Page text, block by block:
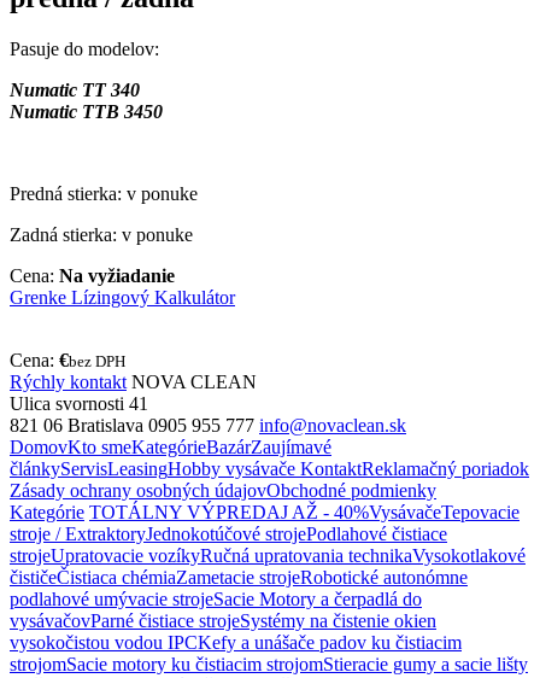
Pasuje do modelov:
Numatic TT 340
Numatic TTB 3450
Predná stierka: v ponuke
Zadná stierka: v ponuke
Cena: Na vyžiadanie
Grenke Lízingový Kalkulátor
Cena: €bez DPH
Rýchly kontakt NOVA CLEAN
Ulica svornosti 41
821 06 Bratislava 0905 955 777 info@novaclean.sk
DomovKto smeKategórieBazárZaujímavé
článkyServisLeasingHobby vysávače KontaktReklamačný poriadok
Zásady ochrany osobných údajovObchodné podmienky
Kategórie TOTÁLNY VÝPREDAJ AŽ - 40%VysávačeTepovacie
stroje / ExtraktoryJednokotúčové strojePodlahové čistiace
strojeUpratovacie vozíkyRučná upratovania technikaVysokotlakové
čističeČistiaca chémiaZametacie strojeRobotické autonómne
podlahové umývacie strojeSacie Motory a čerpadlá do
vysávačovParné čistiace strojeSystémy na čistenie okien
vysokočistou vodou IPCKefy a unášače padov ku čistiacim
strojomSacie motory ku čistiacim strojomStieracie gumy a sacie lišty